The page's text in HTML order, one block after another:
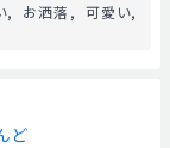
お洒落
可愛い
ど